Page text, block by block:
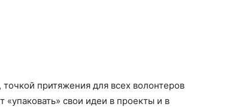
притяжения для всех волонтеров
свои идеи в проекты и в